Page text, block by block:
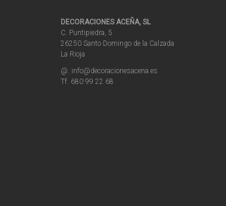
DECORACIONES ACEÑA, SL
C. Puntipiedra, 5
26250 Santo Domingo de la Calzada
La Rioja
@. info@decoracionesacena.es
Tf. 680 99 22 68